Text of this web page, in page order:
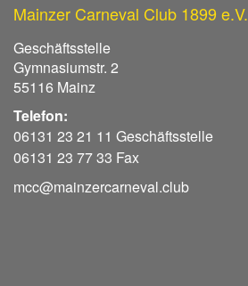
Mainzer Carneval Club 1899 e.V.
Geschäftsstelle
Gymnasiumstr. 2
55116 Mainz
Telefon:
06131 23 21 11 Geschäftsstelle
06131 23 77 33 Fax
mcc@mainzercarneval.club